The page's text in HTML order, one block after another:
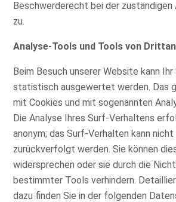
Beschwerderecht bei der
zu.
Analyse-Tools und Tools von
Beim Besuch unserer Website kann
statistisch ausgewertet werden. Das
mit Cookies und mit sogenannten
Die Analyse Ihres Surf-Verhaltens
anonym; das Surf-Verhalten kann nicht
zurückverfolgt werden. Sie können
widersprechen oder sie durch die
bestimmter Tools verhindern.
dazu finden Sie in der folgenden